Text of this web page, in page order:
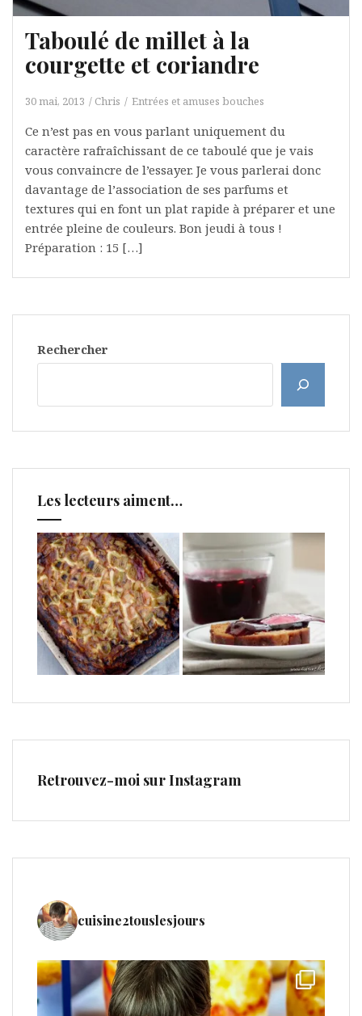
Taboulé de millet à la
courgette et coriandre
30 mai, 2013 Chris Entrées et amuses bouches
Ce n’est pas en vous parlant uniquement du
caractère rafraîchissant de ce taboulé que je vais
vous convaincre de l’essayer. Je vous parlerai donc
davantage de l’association de ses parfums et
textures qui en font un plat rapide à préparer et une
entrée pleine de couleurs. Bon jeudi à tous !
Préparation : 15 […]
Rechercher
Les lecteurs aiment…
Retrouvez-moi sur Instagram
cuisine2touslesjours